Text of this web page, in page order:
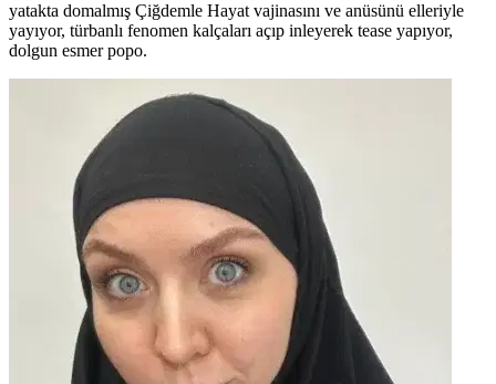
yatakta domalmış Çiğdemle Hayat vajinasını ve anüsünü elleriyle
yayıyor, türbanlı fenomen kalçaları açıp inleyerek tease yapıyor,
dolgun esmer popo.